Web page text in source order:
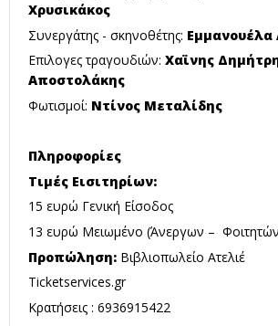
Χρυσικάκος
Συνεργάτης - σκηνοθέτης: Εμμανουέλα
Επιλογες τραγουδιών: Χαϊνης
Αποστολάκης
Φωτισμοί: Ντίνος Μεταλίδης
Πληροφορίες
Τιμές Εισιτηρίων:
15 ευρώ Γενική Είσοδος
13 ευρώ Μειωμένο (Άνεργων –
Προπώληση: Βιβλιοπωλείο Ατελιέ
Ticketservices.gr
Kρατήσεις : 6936915422